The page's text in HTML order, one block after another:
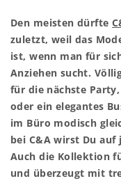
Den meisten dürfte
zuletzt, weil das
ist, wenn man für
Anziehen sucht.
für die nächste
oder ein elegantes
im Büro modisch
bei C&A wirst Du auf
Auch die Kollektion
und überzeugt mit